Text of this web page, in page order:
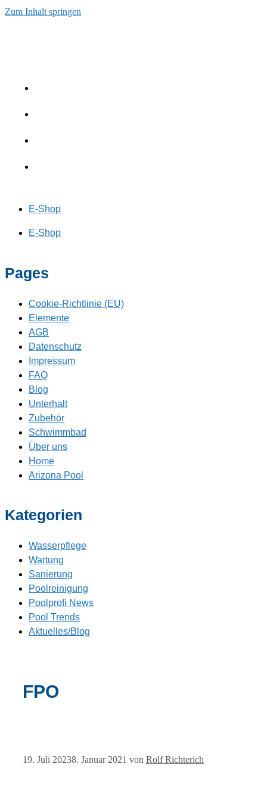
Zum Inhalt springen
E-Shop
E-Shop
Pages
Cookie-Richtlinie (EU)
Elemente
AGB
Datenschutz
Impressum
FAQ
Blog
Unterhalt
Zubehör
Schwimmbad
Über uns
Home
Arizona Pool
Kategorien
Wasserpflege
Wartung
Sanierung
Poolreinigung
Poolprofi News
Pool Trends
Aktuelles/Blog
FPO
19. Juli 20238. Januar 2021 von Rolf Richterich